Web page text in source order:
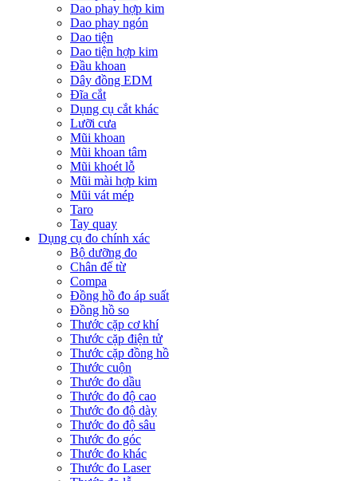
Dao phay hợp kim
Dao phay ngón
Dao tiện
Dao tiện hợp kim
Đầu khoan
Dây đồng EDM
Đĩa cắt
Dụng cụ cắt khác
Lưỡi cưa
Mũi khoan
Mũi khoan tâm
Mũi khoét lỗ
Mũi mài hợp kim
Mũi vát mép
Taro
Tay quay
Dụng cụ đo chính xác
Bộ dưỡng đo
Chân đế từ
Compa
Đồng hồ đo áp suất
Đồng hồ so
Thước cặp cơ khí
Thước cặp điện tử
Thước cặp đồng hồ
Thước cuộn
Thước đo dầu
Thước đo độ cao
Thước đo độ dày
Thước đo độ sâu
Thước đo góc
Thước đo khác
Thước đo Laser